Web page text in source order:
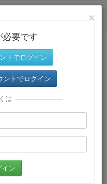
サイトトップに戻る
×
必要です
トでログイン
トでログイン
は
イン